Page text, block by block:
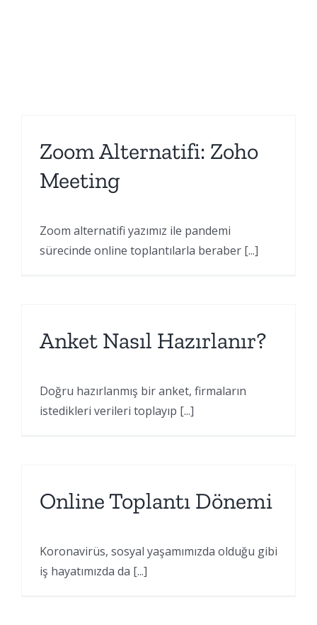
Zoom Alternatifi: Zoho
Meeting
Zoom alternatifi yazımız ile pandemi
sürecinde online toplantılarla beraber [...]
Anket Nasıl Hazırlanır?
Doğru hazırlanmış bir anket, firmaların
istedikleri verileri toplayıp [...]
Online Toplantı Dönemi
Koronavirüs, sosyal yaşamımızda olduğu gibi
iş hayatımızda da [...]